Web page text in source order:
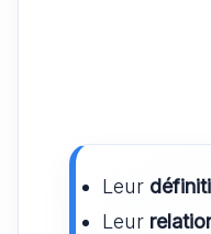
Leur
Leur